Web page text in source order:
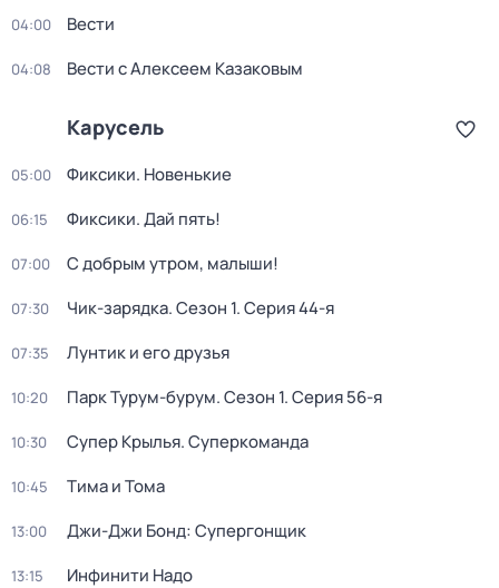
04:00 Вести
04:08 Вести с Алексеем Казаковым
Карусель
05:00 Фиксики. Новенькие
06:15 Фиксики. Дай пять!
07:00 С добрым утром, малыши!
07:30 Чик-зарядка. Сезон 1. Серия 44-я
07:35 Лунтик и его друзья
10:20 Парк Турум-бурум. Сезон 1. Серия 56-я
10:30 Супер Крылья. Суперкоманда
10:45 Тима и Тома
13:00 Джи-Джи Бонд: Супергонщик
13:15 Инфинити Надо